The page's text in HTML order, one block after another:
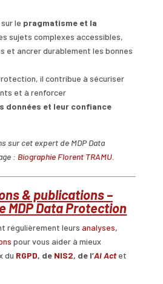
le pragmatisme et la
sujets complexes accessibles,
et ancrer durablement les bonnes
il contribue à sécuriser
et à renforcer
données et leur confiance
sur cet expert de MDP Data
: Biographie Florent TRAMU.
& publications –
MDP Data Protection
régulièrement leurs analyses,
pour vous aider à mieux
du RGPD, de NIS2, de l’AIAct et